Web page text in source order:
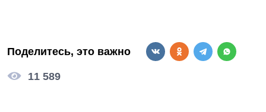
Поделитесь, это важно
11 589